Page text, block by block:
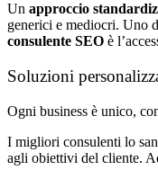
Un approccio
generici e mediocri. Uno
consulente SEO è
Soluzioni
Ogni business è unico,
I migliori consulenti lo
agli obiettivi del cliente.